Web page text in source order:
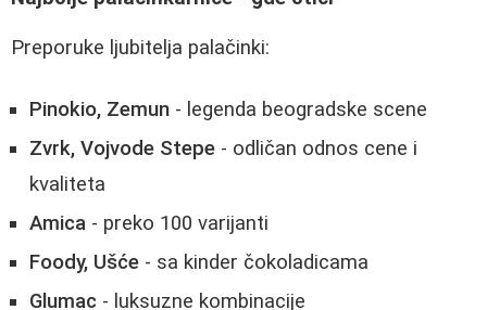
Preporuke ljubitelja palačinki:
Pinokio, Zemun - legenda beogradske scene
Zvrk, Vojvode Stepe - odličan odnos cene i
kvaliteta
Amica - preko 100 varijanti
Foody, Ušće - sa kinder čokoladicama
Glumac - luksuzne kombinacije